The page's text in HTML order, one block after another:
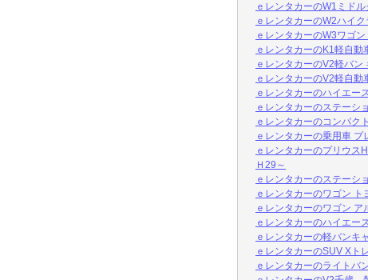
ｅレンタカーのW1ミド
ｅレンタカーのW2ハイ
ｅレンタカーのW3ワゴ
ｅレンタカーのK1軽自
ｅレンタカーのV2軽バン
ｅレンタカーのV2軽自
ｅレンタカーのハイエ
ｅレンタカーのステーシ
ｅレンタカーのコンパク
ｅレンタカーの乗用車 プ
ｅレンタカーのプリウス
Ｈ29～
ｅレンタカーのステーシ
ｅレンタカーのワゴン
ｅレンタカーのワゴン ア
ｅレンタカーのハイエー
ｅレンタカーの軽バンキ
ｅレンタカーのSUV Xト
ｅレンタカーのライトバ